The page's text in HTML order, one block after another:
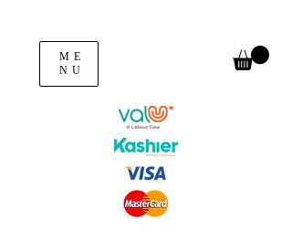
ME
NU